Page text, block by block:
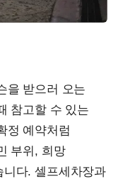
을 받으러 오는
참고할 수 있는
정 예약처럼
부위, 희망
다. 셀프세차장과